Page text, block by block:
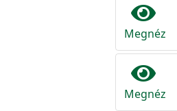
Megnéz
Megnéz